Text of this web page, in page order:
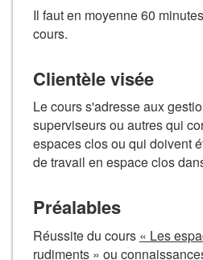
Il faut en moyenne 60
cours.
Clientèle visée
Le cours s'adresse aux
superviseurs ou autres qui
espaces clos ou qui doivent
de travail en espace clos
Préalables
Réussite du cours « Les
rudiments » ou